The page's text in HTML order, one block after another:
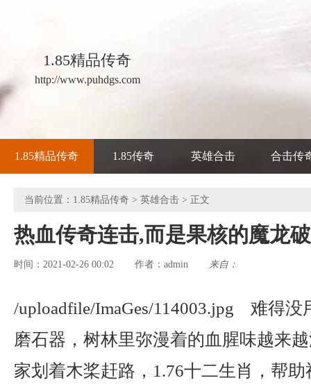
1.85精品传奇
http://www.puhdgs.com
1.85精品传奇 1.85传奇 英雄合击 合击传
当前位置： 1.85精品传奇 > 英雄合击 > 正文
热血传奇连击,而是果核的魔龙
时间：2021-02-26 00:02 作者： admin 来自：
/uploadfile/ImaGes/114003.jpg 难得没
磨石器，树林里弥漫着的血腥味越来
家划着木桨赶路，1.76十二生肖，帮